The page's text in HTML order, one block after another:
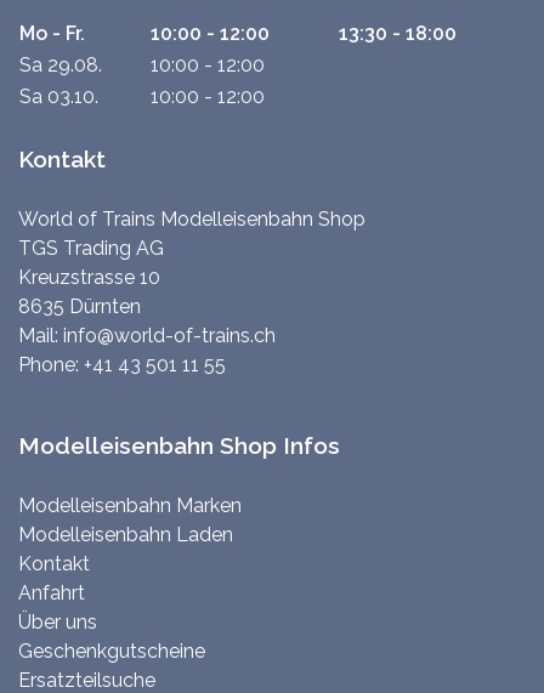
Mo - Fr. 10:00 - 12:00
13:30 - 18:00
Sa 29.08.
10:00 - 12:00
Sa 03.10.
10:00 - 12:00
Kontakt
World of Trains Modelleisenbahn Shop
TGS Trading AG
Kreuzstrasse 10
8635 Dürnten
Mail: info@world-of-trains.ch
Phone: +41 43 501 11 55
Modelleisenbahn Shop Infos
Modelleisenbahn Marken
Modelleisenbahn Laden
Kontakt
Anfahrt
Über uns
Geschenkgutscheine
Ersatzteilsuche